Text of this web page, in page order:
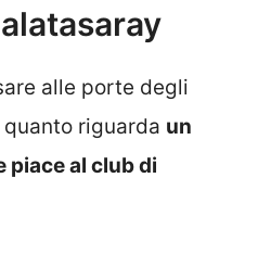
alle porte degli
riguarda un
piace al club di